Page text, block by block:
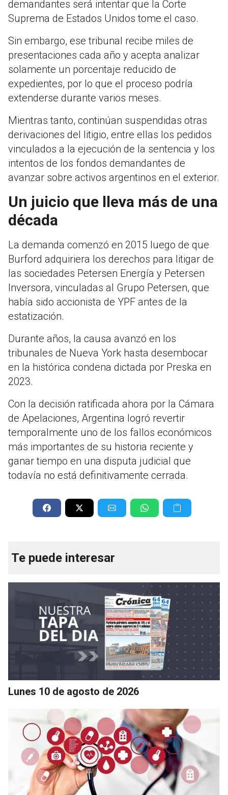
demandantes será intentar que la Corte
Suprema de Estados Unidos tome el caso.
Sin embargo, ese tribunal recibe miles de
presentaciones cada año y acepta analizar
solamente un porcentaje reducido de
expedientes, por lo que el proceso podría
extenderse durante varios meses.
Mientras tanto, continúan suspendidas otras
derivaciones del litigio, entre ellas los pedidos
vinculados a la ejecución de la sentencia y los
intentos de los fondos demandantes de
avanzar sobre activos argentinos en el exterior.
Un juicio que lleva más de una
década
La demanda comenzó en 2015 luego de que
Burford adquiriera los derechos para litigar de
las sociedades Petersen Energía y Petersen
Inversora, vinculadas al Grupo Petersen, que
había sido accionista de YPF antes de la
estatización.
Durante años, la causa avanzó en los
tribunales de Nueva York hasta desembocar
en la histórica condena dictada por Preska en
2023.
Con la decisión ratificada ahora por la Cámara
de Apelaciones, Argentina logró revertir
temporalmente uno de los fallos económicos
más importantes de su historia reciente y
ganar tiempo en una disputa judicial que
todavía no está definitivamente cerrada.
Te puede interesar
Lunes 10 de agosto de 2026